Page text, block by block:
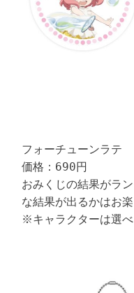
フォーチューンラテ
価格：690円
おみくじの結果がラ
な結果が出るかはお楽
※キャラクターは選べ